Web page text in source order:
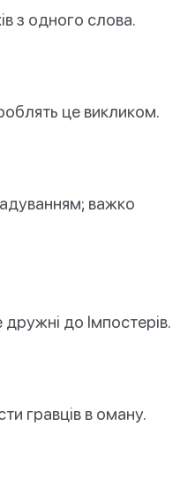
з одного слова.
роблять це викликом.
важко
до Імпостерів.
гравців в оману.